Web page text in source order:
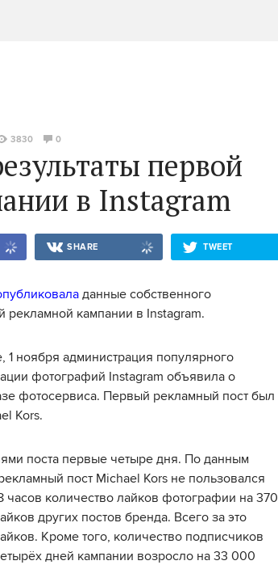
3830 0
первой
в Instagram
SHARE TWEET
данные собственного
рекламной кампании в Instagram.
ноября администрация популярного
фотографий Instagram объявила о
фотосервиса. Первый рекламный пост был
Kors.
поста первые четыре дня. По данным
пост Michael Kors не пользовался
количество лайков фотографии на 370
других постов бренда. Всего за это
Кроме того, количество подписчиков
дней кампании возросло на 33 000